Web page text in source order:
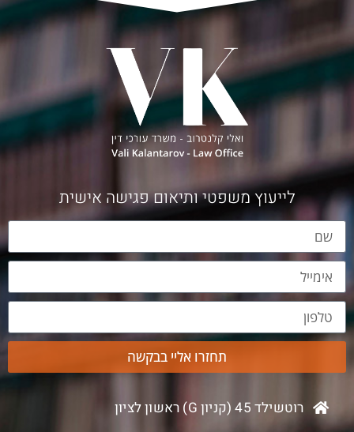
לייעוץ משפטי ותיאום פגישה אישית
תחזרו אליי בבקשה
רוטשילד 45 (קניון G) ראשון לציון